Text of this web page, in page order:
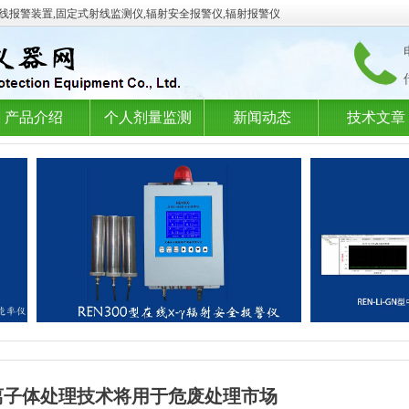
报警装置,固定式射线监测仪,辐射安全报警仪,辐射报警仪
产品介绍 个人剂量监测 新闻动态 技术文章
体处理技术将用于危废处理市场